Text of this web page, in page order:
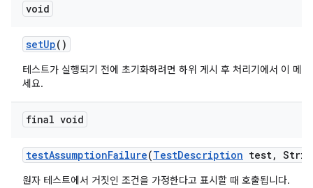
void
setUp()
테스트가 실행되기 전에 초기화하려면 하위 게시 후 처리기에서 이 메
세요.
final void
testAssumptionFailure(TestDescription test,
원자 테스트에서 거짓인 조건을 가정한다고 표시할 때 호출됩니다.